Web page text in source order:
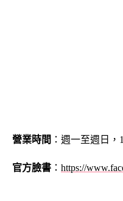
營業時間 ：週一至週日，
官方臉書 ： https://